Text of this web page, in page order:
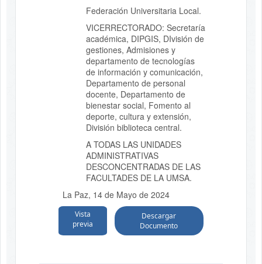
Federación Universitaria Local.
VICERRECTORADO: Secretaría
académica, DIPGIS, DIvisión de
gestiones, Admisiones y
departamento de tecnologías
de información y comunicación,
Departamento de personal
docente, Departamento de
bienestar social, Fomento al
deporte, cultura y extensión,
División biblioteca central.
A TODAS LAS UNIDADES
ADMINISTRATIVAS
DESCONCENTRADAS DE LAS
FACULTADES DE LA UMSA.
La Paz, 14 de Mayo de 2024
Vista
previa
Descargar
Documento